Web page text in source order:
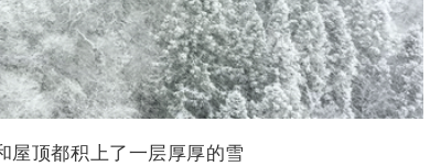
屋顶都积上了一层厚厚的雪